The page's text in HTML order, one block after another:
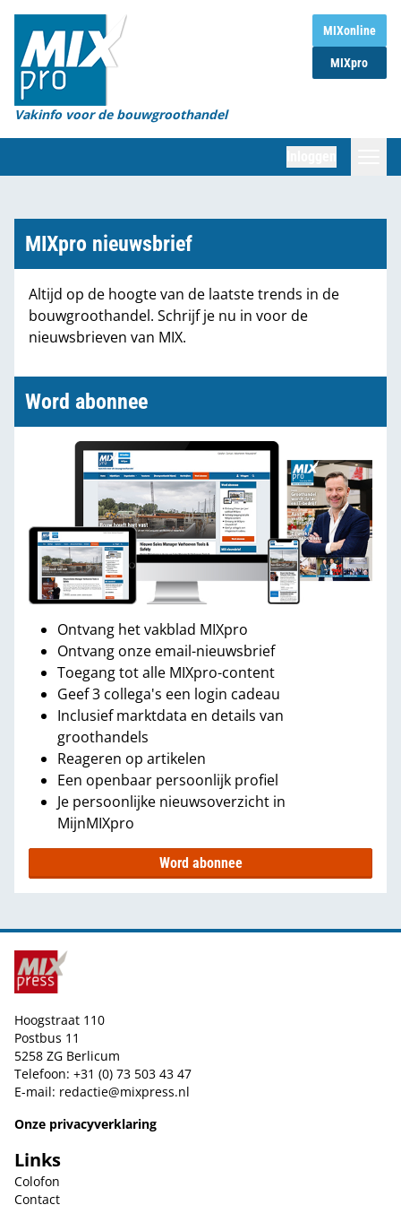
MIXonline
MIXpro
Vakinfo voor de bouwgroothandel
Home
Magazines
Organisaties
Marktcijfers
Partners
MIXpro nieuwsbrief
Altijd op de hoogte van de laatste trends in de
bouwgroothandel. Schrijf je nu in voor de
nieuwsbrieven van MIX.
Word abonnee
Ontvang het vakblad MIXpro
Ontvang onze email-nieuwsbrief
Toegang tot alle MIXpro-content
Geef 3 collega's een login cadeau
Inclusief marktdata en details van
groothandels
Reageren op artikelen
Een openbaar persoonlijk profiel
Je persoonlijke nieuwsoverzicht in
MijnMIXpro
Word abonnee
Hoogstraat 110
Postbus 11
5258 ZG Berlicum
Telefoon: +31 (0) 73 503 43 47
E-mail: redactie@mixpress.nl
Onze privacyverklaring
Links
Colofon
Contact